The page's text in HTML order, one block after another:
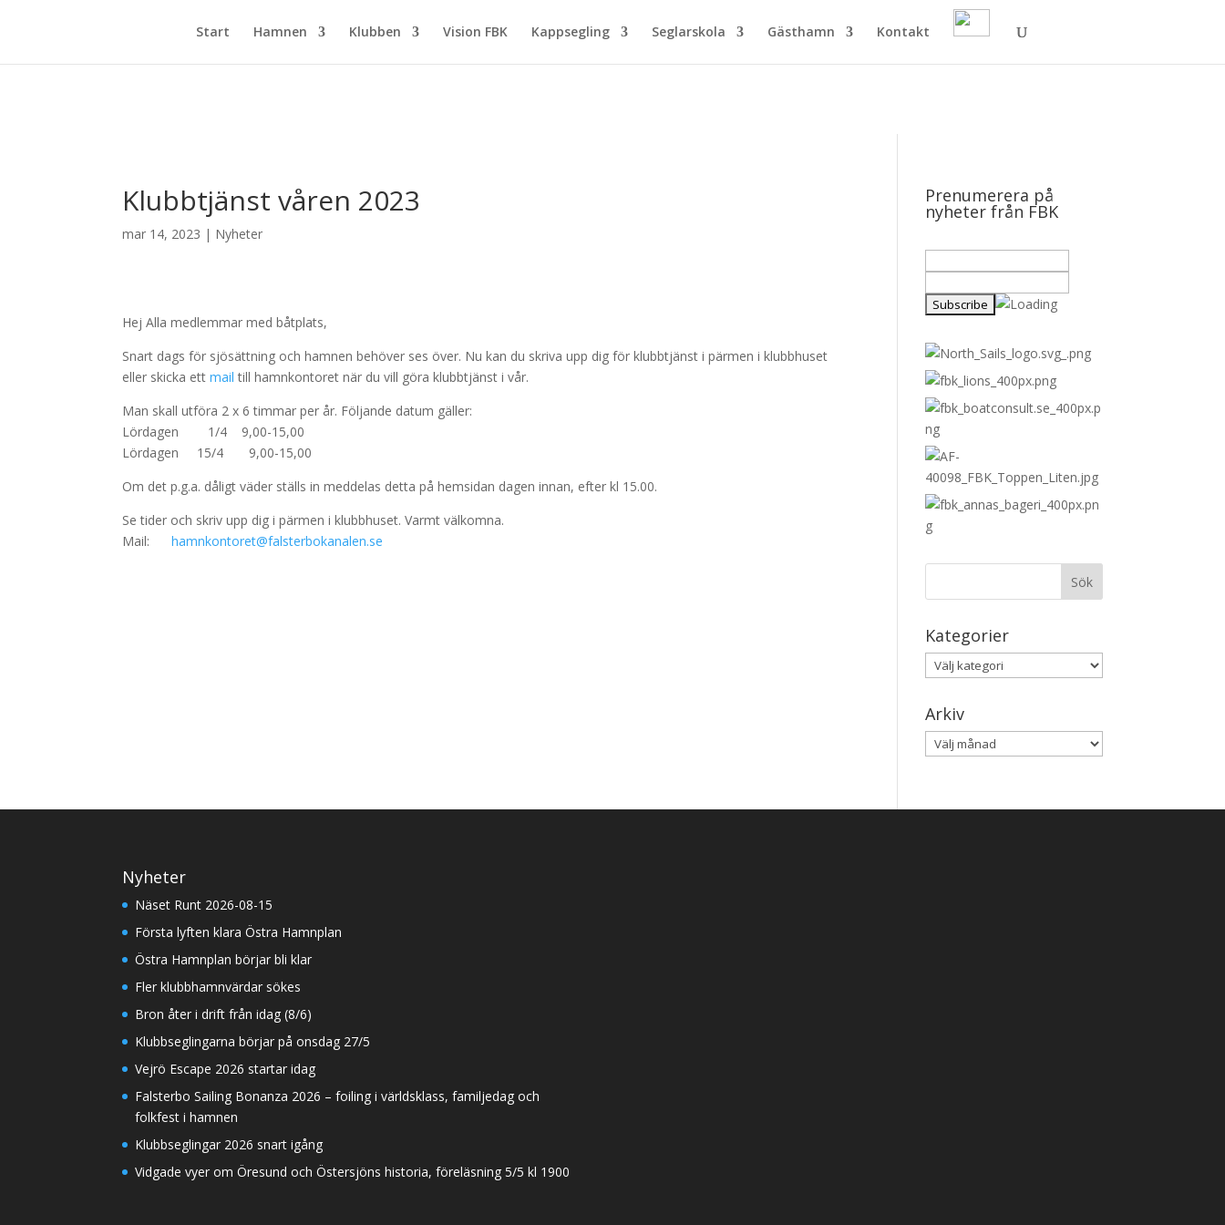
Start Hamnen Klubben Vision FBK Kappsegling Seglarskola Gästhamn Kontakt
Klubbtjänst våren 2023
mar 14, 2023 | Nyheter
Hej Alla medlemmar med båtplats,
Snart dags för sjösättning och hamnen behöver ses över. Nu kan du skriva upp dig för klubbtjänst i pärmen i klubbhuset
eller skicka ettmail till hamnkontoret när du vill göra klubbtjänst i vår.
Man skall utföra 2 x 6 timmar per år. Följande datum gäller:
Lördagen 1/4 9,00-15,00
Lördagen 15/4 9,00-15,00
Om det p.g.a. dåligt väder ställs in meddelas detta på hemsidan dagen innan, efter kl 15.00.
Se tider och skriv upp dig i pärmen i klubbhuset. Varmt välkomna.
Mail:hamnkontoret@falsterbokanalen.se
Prenumerera på
nyheter från FBK
Kategorier
Kategorier
Arkiv
Arkiv
Nyheter
Näset Runt 2026-08-15
Första lyften klara Östra Hamnplan
Östra Hamnplan börjar bli klar
Fler klubbhamnvärdar sökes
Bron åter i drift från idag (8/6)
Klubbseglingarna börjar på onsdag 27/5
Vejrö Escape 2026 startar idag
Falsterbo Sailing Bonanza 2026 – foiling i världsklass, familjedag och
folkfest i hamnen
Klubbseglingar 2026 snart igång
Vidgade vyer om Öresund och Östersjöns historia, föreläsning 5/5 kl 1900